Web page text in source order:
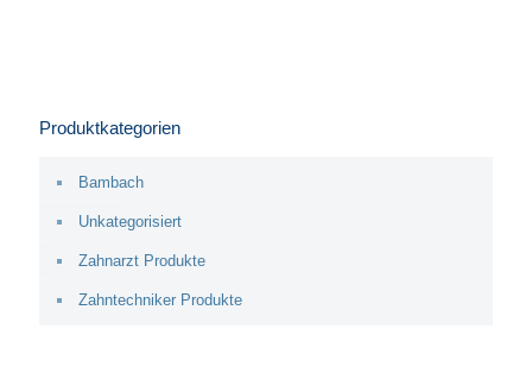
Produktkategorien
Bambach
Unkategorisiert
Zahnarzt Produkte
Zahntechniker Produkte